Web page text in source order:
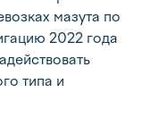
мазута по
2022 года
типа и